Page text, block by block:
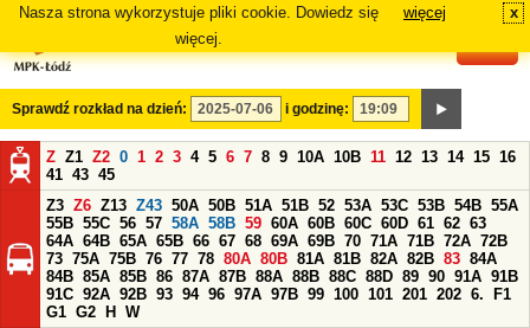
Nasza strona wykorzystuje pliki cookie. Dowiedz się
więcej.
więcej x
Sprawdź rozkład na dzień: i godzinę:
Z Z1 Z2 0 1 2 3 4 5 6 7 8 9 10A 10B 11 12 13 14 15 16
41 43 45
Z3 Z6 Z13 Z43 50A 50B 51A 51B 52 53A 53C 53B 54B 55A
55B 55C 56 57 58A 58B 59 60A 60B 60C 60D 61 62 63
64A 64B 65A 65B 66 67 68 69A 69B 70 71A 71B 72A 72B
73 75A 75B 76 77 78 80A 80B 81A 81B 82A 82B 83 84A
84B 85A 85B 86 87A 87B 88A 88B 88C 88D 89 90 91A 91B
91C 92A 92B 93 94 96 97A 97B 99 100 101 201 202 6.
F1
G1 G2 H
W